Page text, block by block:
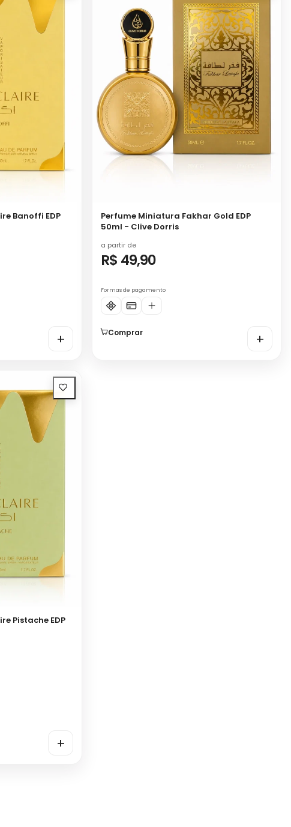
Banoffi EDP
+
Perfume Miniatura Fakhar Gold EDP
50ml - Clive Dorris
a partir de
R$ 49,90
Formas de pagamento
Comprar +
Pistache EDP
+